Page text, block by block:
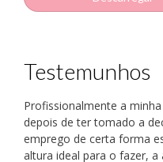
Testemunhos
Profissionalmente a
depois de ter tomado a
emprego de certa forma
altura ideal para o fazer, a